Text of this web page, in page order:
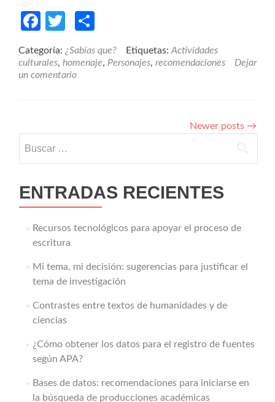
Facebook
Twitter
Categoría: ¿Sabías que? Etiquetas: Actividades
culturales, homenaje, Personajes, recomendaciones
Dejar
un comentario
Newer posts →
ENTRADAS RECIENTES
Recursos tecnológicos para apoyar el proceso de
escritura
Mi tema, mi decisión: sugerencias para justificar el
tema de investigación
Contrastes entre textos de humanidades y de
ciencias
¿Cómo obtener los datos para el registro de fuentes
según APA?
Bases de datos: recomendaciones para iniciarse en
la búsqueda de producciones académicas